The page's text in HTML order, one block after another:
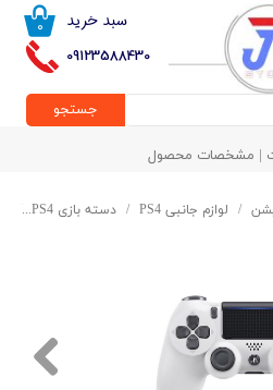
09123588430
۰ سبد خرید
جستجو
| مشخصات محصول
لوازم جانبی PS4 دسته بازی PS4